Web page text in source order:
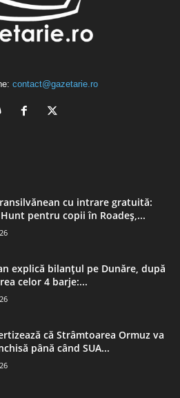
contact@gazetarie.ro
cu intrare gratuită:
pentru copii în Roadeș,...
explică bilanțul pe Dunăre, după
celor 4 barje:...
că Strâmtoarea Ormuz va
până când SUA...